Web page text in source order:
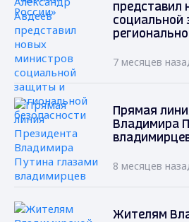
представил
социальной
7 месяцев
Прямая
Владимира
8 месяцев
Жителям